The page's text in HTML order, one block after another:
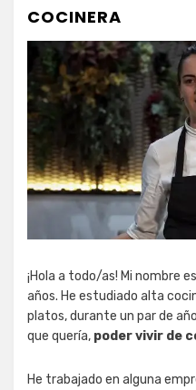
COCINERA
¡Hola a todo/as! Mi nombre es
años. He estudiado alta
platos, durante un par de
que quería, poder vivir de
He trabajado en alguna